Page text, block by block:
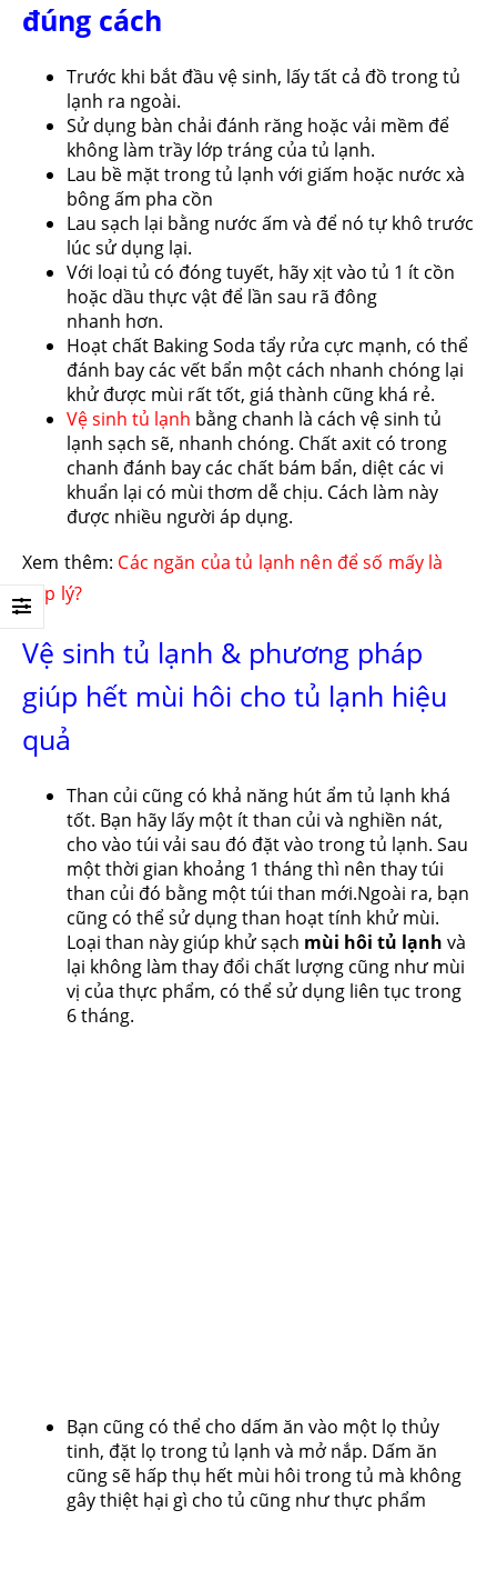
đúng cách
Trước khi bắt đầu vệ sinh, lấy tất cả đồ trong tủ
lạnh ra ngoài.
Sử dụng bàn chải đánh răng hoặc vải mềm để
không làm trầy lớp tráng của tủ lạnh.
Lau bề mặt trong tủ lạnh với giấm hoặc nước xà
bông ấm pha cồn
Lau sạch lại bằng nước ấm và để nó tự khô trước
lúc sử dụng lại.
Với loại tủ có đóng tuyết, hãy xịt vào tủ 1 ít cồn
hoặc dầu thực vật để lần sau rã đông
nhanh hơn.
Hoạt chất Baking Soda tẩy rửa cực mạnh, có thể
đánh bay các vết bẩn một cách nhanh chóng lại
khử được mùi rất tốt, giá thành cũng khá rẻ.
Vệ sinh tủ lạnh bằng chanh là cách vệ sinh tủ
lạnh sạch sẽ, nhanh chóng. Chất axit có trong
chanh đánh bay các chất bám bẩn, diệt các vi
khuẩn lại có mùi thơm dễ chịu. Cách làm này
được nhiều người áp dụng.
Xem thêm: Các ngăn của tủ lạnh nên để số mấy là
hợp lý?
Vệ sinh tủ lạnh & phương pháp
giúp hết mùi hôi cho tủ lạnh hiệu
quả
Than củi cũng có khả năng hút ẩm tủ lạnh khá
tốt. Bạn hãy lấy một ít than củi và nghiền nát,
cho vào túi vải sau đó đặt vào trong tủ lạnh. Sau
một thời gian khoảng 1 tháng thì nên thay túi
than củi đó bằng một túi than mới.Ngoài ra, bạn
cũng có thể sử dụng than hoạt tính khử mùi.
Loại than này giúp khử sạch mùi hôi tủ lạnh và
lại không làm thay đổi chất lượng cũng như mùi
vị của thực phẩm, có thể sử dụng liên tục trong
6 tháng.
Bạn cũng có thể cho dấm ăn vào một lọ thủy
tinh, đặt lọ trong tủ lạnh và mở nắp. Dấm ăn
cũng sẽ hấp thụ hết mùi hôi trong tủ mà không
gây thiệt hại gì cho tủ cũng như thực phẩm